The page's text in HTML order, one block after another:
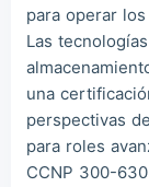
para operar
Las
una
perspectivas
para roles
CCNP 300-